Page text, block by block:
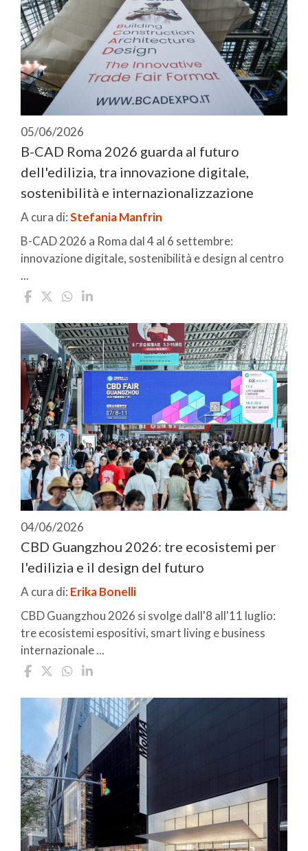
05/06/2026
B-CAD Roma 2026 guarda al futuro
dell'edilizia, tra innovazione digitale,
sostenibilità e internazionalizzazione
A cura di:Stefania Manfrin
B-CAD 2026 a Roma dal 4 al 6 settembre:
innovazione digitale, sostenibilità e design al centro
...
04/06/2026
CBD Guangzhou 2026: tre ecosistemi per
l'edilizia e il design del futuro
A cura di: Erika Bonelli
CBD Guangzhou 2026 si svolge dall'8 all'11 luglio:
tre ecosistemi espositivi, smart living e business
internazionale ...